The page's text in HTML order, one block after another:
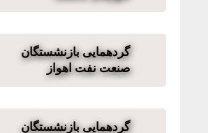
گردهمایی بازنشستگان
صنعت نفت اهواز
گردهمایی بازنشستگان